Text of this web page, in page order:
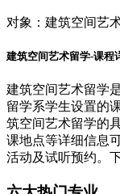
对象： 建筑空间艺
建筑空间艺术留学-课程
建筑空间艺术留学
留学系学生设置的
筑空间艺术留学的
课地点等详细信息
活动及试听预约。